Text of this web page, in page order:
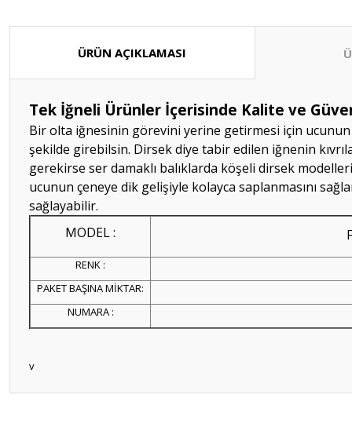
ÜRÜN AÇIKLAMASI
Tek İğneli Ürünler İçerisinde Kalite ve
Bir olta iğnesinin görevini yerine getirmesi için ucunun
şekilde girebilsin. Dirsek diye tabir edilen iğnenin
gerekirse ser damaklı balıklarda köşeli dirsek
ucunun çeneye dik gelişiyle kolayca saplanmasını
sağlayabilir.
MODEL :
RENK :
PAKET BAŞINA MİKTAR:
NUMARA :
v